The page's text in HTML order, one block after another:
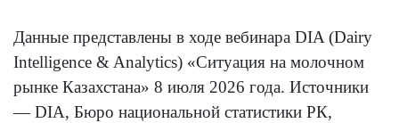
Данные представлены в ходе вебинара DIA (Dairy
Intelligence & Analytics) «Ситуация на молочном
рынке Казахстана» 8 июля 2026 года. Источники
— DIA, Бюро национальной статистики РК,